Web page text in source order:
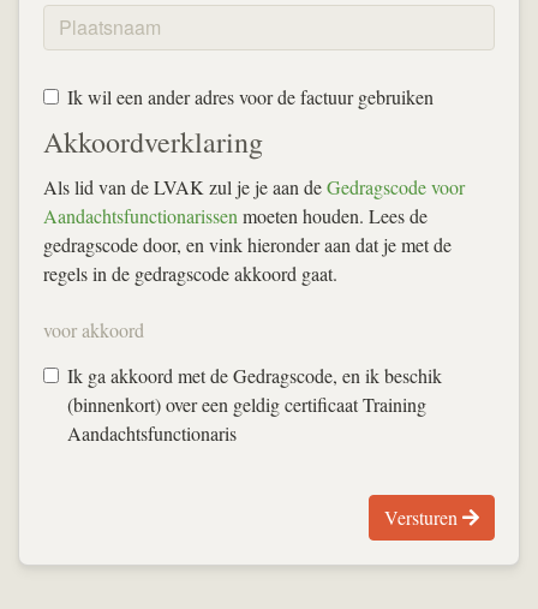
Ik wil een ander adres voor de factuur gebruiken
Akkoordverklaring
Als lid van de LVAK zul je je aan deGedragscode voor
Aandachtsfunctionarissenmoeten houden. Lees de
gedragscode door, en vink hieronder aan dat je met de
regels in de gedragscode akkoord gaat.
voor akkoord
Ik ga akkoord met de Gedragscode, en ik beschik
(binnenkort) over een geldig certificaat Training
Aandachtsfunctionaris
Versturen